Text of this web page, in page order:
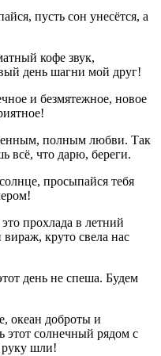
пусть сон унесётся, а
кофе звук,
день шагни мой друг!
и безмятежное, новое
полным любви. Так
всё, что дарю, береги.
просыпайся тебя
прохлада в летний
круто свела нас
день не спеша. Будем
океан доброты и
этот солнечный рядом с
руку шли!